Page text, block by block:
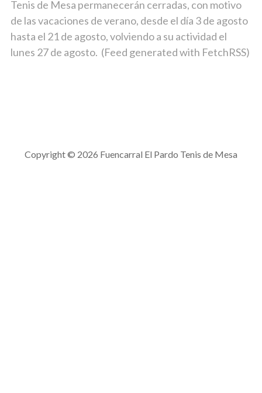
Tenis de Mesa permanecerán cerradas, con motivo
de las vacaciones de verano, desde el día 3 de agosto
hasta el 21 de agosto, volviendo a su actividad el
lunes 27 de agosto. (Feed generated with FetchRSS)
Copyright © 2026 Fuencarral El Pardo Tenis de Mesa